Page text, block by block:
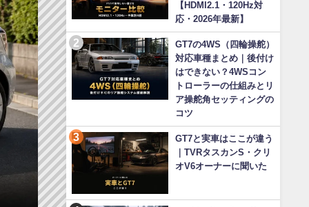
【HDMI2.1・120Hz対
応・2026年最新】
GT7の4WS（四輪操舵）
対応車種まとめ｜後付け
はできない？4WSコン
トローラーの仕組みとリ
ア操舵角セッティングの
コツ
GT7と実車はここが違う
｜TVRタスカンS・クリ
オV6オーナーに聞いた